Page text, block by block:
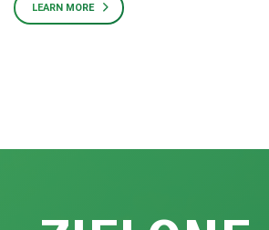
LEARN MORE